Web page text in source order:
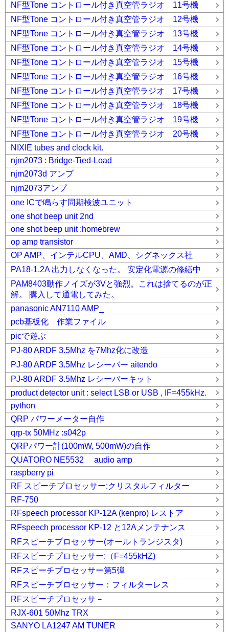
NF型Tone コントロール付き真空管ラジオ 11号機
NF型Tone コントロール付き真空管ラジオ 12号機
NF型Tone コントロール付き真空管ラジオ 13号機
NF型Tone コントロール付き真空管ラジオ 14号機
NF型Tone コントロール付き真空管ラジオ 15号機
NF型Tone コントロール付き真空管ラジオ 16号機
NF型Tone コントロール付き真空管ラジオ 17号機
NF型Tone コントロール付き真空管ラジオ 18号機
NF型Tone コントロール付き真空管ラジオ 19号機
NF型Tone コントロール付き真空管ラジオ 20号機
NIXIE tubes and clock kit.
njm2073 : Bridge-Tied-Load
njm2073d アンプ
njm2073アンプ
one ICで鳴らす同期検波ユニット
one shot beep unit 2nd
one shot beep unit :homebrew
op amp transistor
OP AMP、インテルCPU、AMD、シグネックス社
PA18-1.2A 出力しなくなった。 安定化電源の修繕中
PAM8403動作ノイズが3Vと強烈。これは捨てるのが正
解。 購入して通電してみた。
panasonic AN7110 AMP_
pcb基板化 作業ファイル
picで遊ぶ
PJ-80 ARDF 3.5Mhz を7Mhz化に改造
PJ-80 ARDF 3.5Mhz レシーバー aitendo
PJ-80 ARDF 3.5Mhz レシーバーキット
product detector unit : select LSB or USB , IF=455kHz.
python
QRP パワーメーター自作
qrp-tx 50MHz :s042p
QRPパワー計(100mW, 500mW)の自作
QUATORO NE5532 audio amp
raspberry pi
RF スピーチプロセッサー:クリスタルフィルター
RF-750
RFspeech processor KP-12A (kenpro) レストア
RFspeech processor KP-12 と12Aメンテナンス
RFスピーチプロセッサー(オールトランジスタ)
RFスピーチプロセッサー:（F=455kHZ)
RFスピーチプロセッサー第5弾
RFスピーチプロセッサー：フィルターレス
RFスピーチプロセッサ－
RJX-601 50Mhz TRX
SANYO LA1247 AM TUNER